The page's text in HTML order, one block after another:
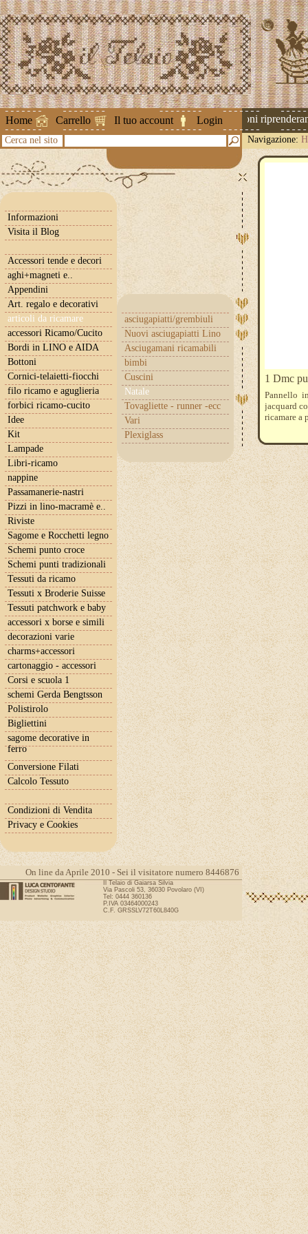
Home Carrello Il tuo account Login
Attenzione ! Le spedizioni
Cerca nel sito Navigazione:
Informazioni
Visita il Blog
Accessori tende e decori
aghi+magneti e..
Appendini
Art. regalo e decorativi
articoli da ricamare
asciugapiatti/grembiuli
Nuovi asciugapiatti Lino
Asciugamani ricamabili
bimbi
Cuscini
Natale
Tovagliette - runner -ecc
Vari
Plexiglass
accessori Ricamo/Cucito
Bordi in LINO e AIDA
Bottoni
Cornici-telaietti-fiocchi
filo ricamo e aguglieria
forbici ricamo-cucito
Idee
Kit
Lampade
Libri-ricamo
nappine
Passamanerie-nastri
Pizzi in lino-macramè e..
Riviste
Sagome e Rocchetti legno
Schemi punto croce
Schemi punti tradizionali
Tessuti da ricamo
Tessuti x Broderie Suisse
Tessuti patchwork e baby
accessori x borse e simili
decorazioni varie
charms+accessori
cartonaggio - accessori
Corsi e scuola 1
schemi Gerda Bengtsson
Polistirolo
Bigliettini
sagome decorative in
ferro
Conversione Filati
Calcolo Tessuto
Condizioni di Vendita
Privacy e Cookies
1 Dmc
Pannello
jacquard
ricamare a
On line da Aprile 2010 - Sei il visitatore numero 8446876
Il Telaio di Gaiarsa Silvia
Via Pascoli 53, 36030 Povolaro (VI)
Tel: 0444 360136
P.IVA 03464000243
C.F. GRSSLV72T60L840G